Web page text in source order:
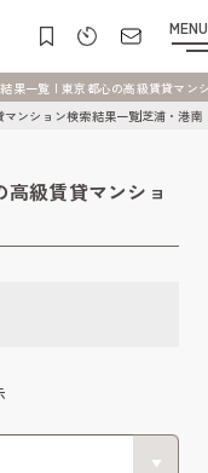
MENU
果一覧 | 東京都心の高級賃貸マン
ンション検索結果一覧芝浦・港南
級賃貸マンショ